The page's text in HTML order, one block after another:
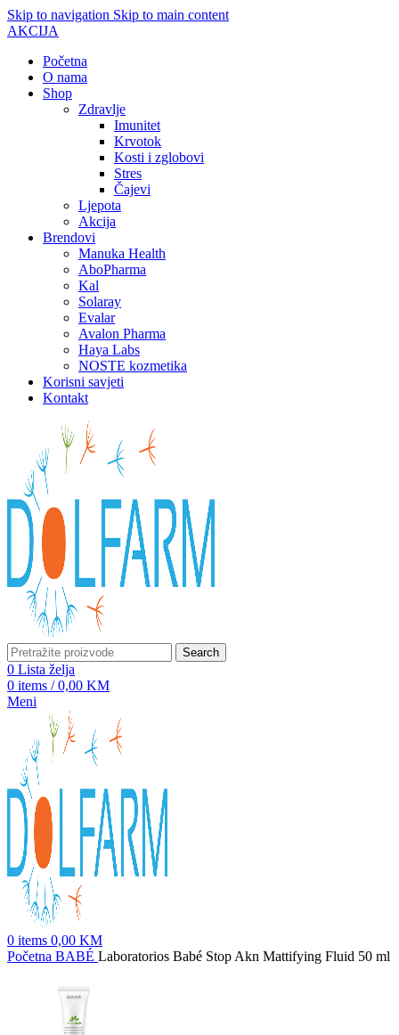
Skip to navigation Skip to main content
AKCIJA
Početna
O nama
Shop
Zdravlje
Imunitet
Krvotok
Kosti i zglobovi
Stres
Čajevi
Ljepota
Akcija
Brendovi
Manuka Health
AboPharma
Kal
Solaray
Evalar
Avalon Pharma
Haya Labs
NOSTE kozmetika
Korisni savjeti
Kontakt
Search
0 Lista želja
0 items / 0,00 KM
Meni
0 items 0,00 KM
Početna BABÉ Laboratorios Babé Stop Akn Mattifying Fluid 50 ml